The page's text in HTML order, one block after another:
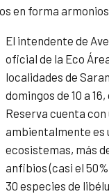
en forma
El intendente de
oficial de la Eco
localidades de
domingos de 10 a
Reserva cuenta
ambientalmente es
ecosistemas, más
anfibios (casi el
30 especies de